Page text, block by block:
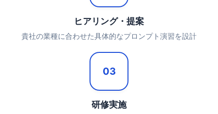
ヒアリング・提案
貴社の業種に合わせた具体的なプロンプト演習を設計
03
研修実施